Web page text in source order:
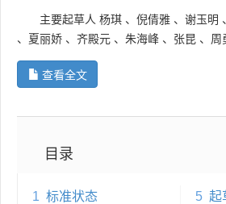
主要起草人 杨琪 、 倪倩雅 、 谢玉明 、
、 夏丽娇 、 齐殿元 、 朱海峰 、 张昆 、 周
查看全文
目录
1 标准状态
5 起